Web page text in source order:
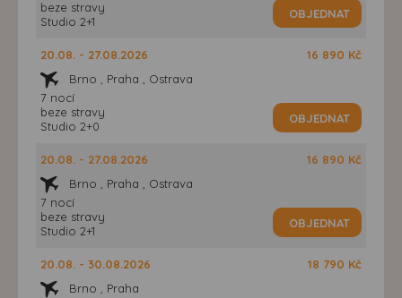
beze stravy
Studio 2+1
OBJEDNAT
20.08. - 27.08.2026
Brno , Praha , Ostrava
7 nocí
beze stravy
Studio 2+0
16 890 Kč
OBJEDNAT
20.08. - 27.08.2026
Brno , Praha , Ostrava
7 nocí
beze stravy
Studio 2+1
16 890 Kč
OBJEDNAT
20.08. - 30.08.2026
Brno , Praha
18 790 Kč